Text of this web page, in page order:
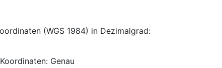
(WGS 1984) in Dezimalgrad:
Genau